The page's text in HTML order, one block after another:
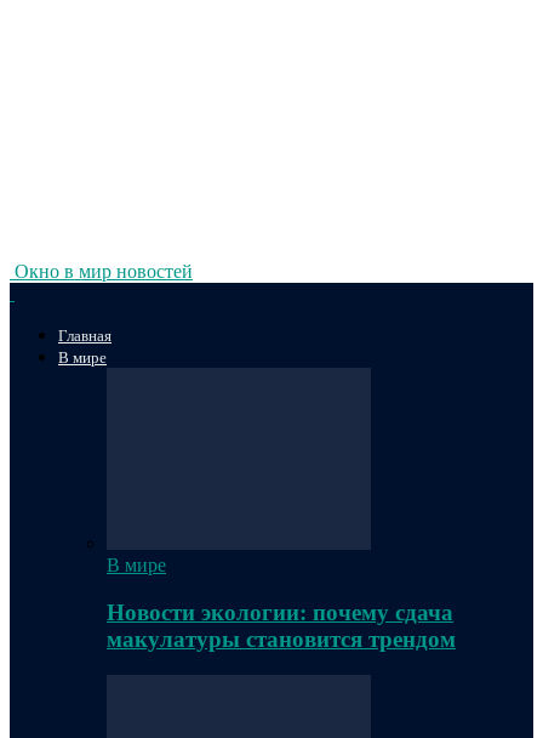
Окно в мир новостей
Главная
В мире
В мире
Новости экологии: почему сдача
макулатуры становится трендом